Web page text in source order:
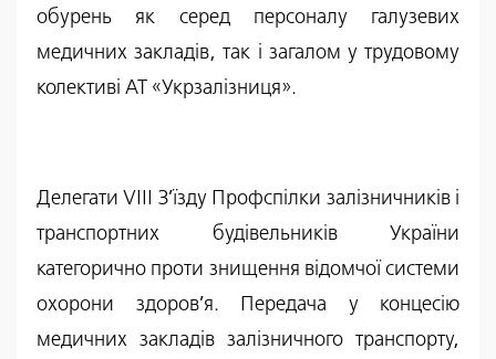
обурень як серед персоналу галузевих
медичних закладів, так і загалом у трудовому
колективі АТ «Укрзалізниця».
Делегати VIII З’їзду Профспілки залізничників і
транспортних будівельників України
категорично проти знищення відомчої системи
охорони здоров’я. Передача у концесію
медичних закладів залізничного транспорту,